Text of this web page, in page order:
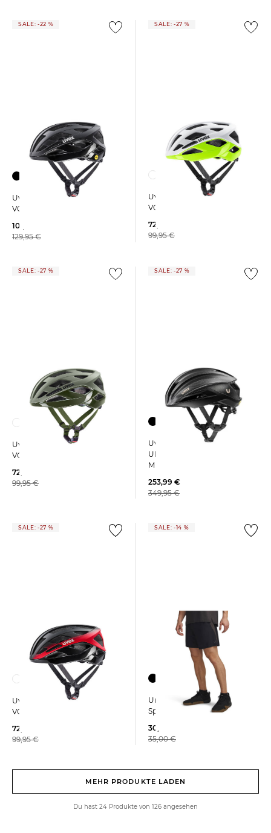
SALE: -22 %
Uvex | Fahrradhelm I-
VOLUTE MIPS
101,95 €
129,95 €
SALE: -27 %
Uvex | Fahrradhelm I-
VOLUTE
72,99 €
99,95 €
SALE: -27 %
Uvex | Fahrradhelm I-
VOLUTE
72,99 €
99,95 €
SALE: -27 %
Uvex | Fahrradhelm
ULTIMATE SURGE CARBON
MIPS
253,99 €
349,95 €
SALE: -27 %
Uvex | Fahrradhelm I-
VOLUTE
72,99 €
99,95 €
SALE: -14 %
Under Armour | Herren
Sportshorts UA TECH VENT
30,00 €
35,00 €
MEHR PRODUKTE LADEN
Du hast 24 Produkte von 126 angesehen